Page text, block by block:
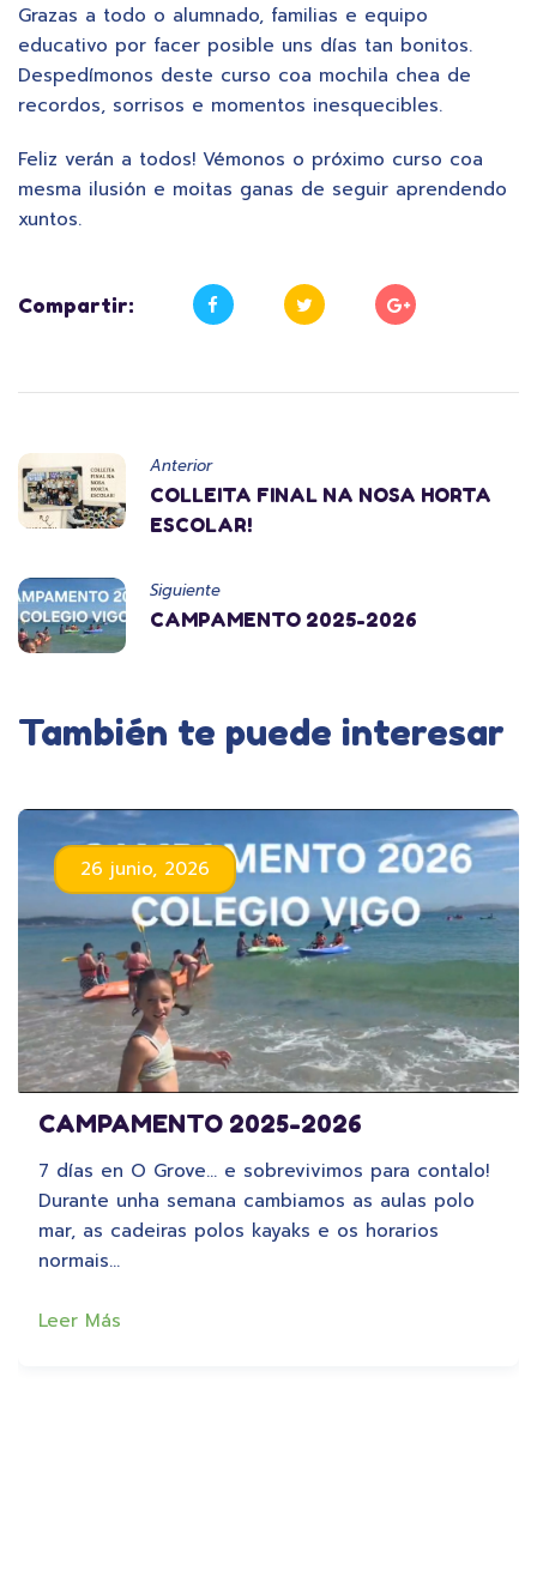
Grazas a todo o alumnado, familias e equipo
educativo por facer posible uns días tan bonitos.
Despedímonos deste curso coa mochila chea de
recordos, sorrisos e momentos inesquecibles.
Feliz verán a todos! Vémonos o próximo curso coa
mesma ilusión e moitas ganas de seguir aprendendo
xuntos.
Compartir:
Anterior
COLLEITA FINAL NA NOSA HORTA
ESCOLAR!
Siguiente
CAMPAMENTO 2025-2026
También te puede interesar
26 junio, 2026
CAMPAMENTO 2025-2026
7 días en O Grove… e sobrevivimos para contalo!
Durante unha semana cambiamos as aulas polo
mar, as cadeiras polos kayaks e os horarios
normais…
Leer Más